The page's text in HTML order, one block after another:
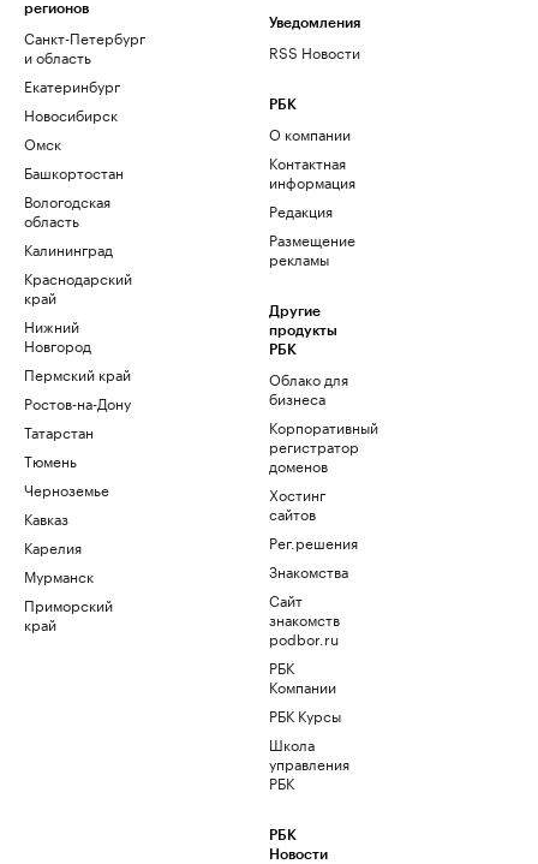
регионов
Санкт-Петербург
и область
Екатеринбург
Новосибирск
Омск
Башкортостан
Вологодская
область
Калининград
Краснодарский
край
Нижний
Новгород
Пермский край
Ростов-на-Дону
Татарстан
Тюмень
Черноземье
Кавказ
Карелия
Мурманск
Приморский
край
Уведомления
RSS Новости
РБК
О компании
Контактная
информация
Редакция
Размещение
рекламы
Другие
продукты
РБК
Облако для
бизнеса
Корпоративный
регистратор
доменов
Хостинг
сайтов
Рег.решения
Знакомства
Сайт
знакомств
podbor.ru
РБК
Компании
РБК Курсы
Школа
управления
РБК
РБК
Новости